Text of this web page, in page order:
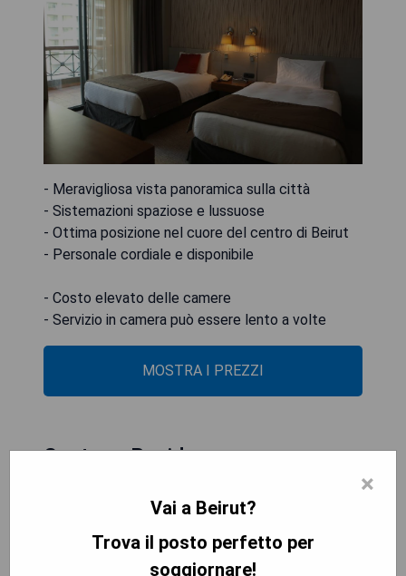
- Meravigliosa vista panoramica sulla città
- Sistemazioni spaziose e lussuose
- Ottima posizione nel cuore del centro di Beirut
- Personale cordiale e disponibile
- Costo elevato delle camere
- Servizio in camera può essere lento a volte
MOSTRA I PREZZI
Santona Residence
×
Vai a Beirut?
Trova il posto perfetto per
soggiornare!